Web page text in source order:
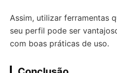
Assim, utilizar ferramentas
seu perfil pode ser
com boas práticas de uso.